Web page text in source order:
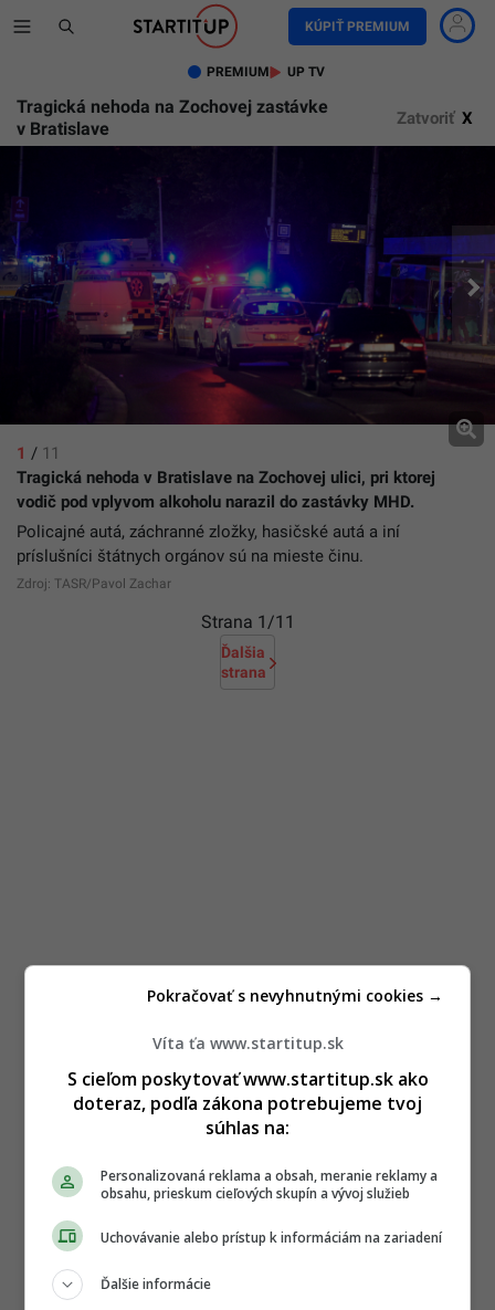
KÚPIŤ PREMIUM
PREMIUM UP TV
Tragická nehoda na Zochovej zastávke
v Bratislave
Zatvoriť X
1 / 11
Tragická nehoda v Bratislave na Zochovej ulici, pri ktorej
vodič pod vplyvom alkoholu narazil do zastávky MHD.
Policajné autá, záchranné zložky, hasičské autá a iní
príslušníci štátnych orgánov sú na mieste činu.
Zdroj: TASR/Pavol Zachar
Strana 1/11
Ďalšia
strana
Víta ťa www.startitup.sk
S cieľom poskytovať www.startitup.sk ako
doteraz, podľa zákona potrebujeme tvoj
súhlas na:
Personalizovaná reklama a obsah, meranie reklamy a
obsahu, prieskum cieľových skupín a vývoj služieb
Uchovávanie alebo prístup k informáciám na zariadení
Ďalšie informácie
Pokračovať s nevyhnutnými cookies →